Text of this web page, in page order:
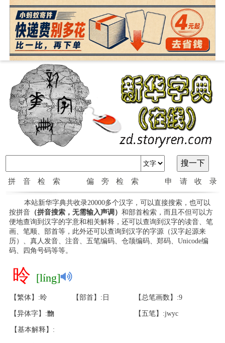
拼音检索 偏旁检索 申请收录
本站新华字典共收录20000多个汉字，可以直接搜索，也可以
按拼音（拼音搜索，无需输入声调） 和部首检索，而且不但可以方
便地查询到汉字的字意和相关解释，还可以查询到汉字的读音、笔
画、笔顺、部首等，此外还可以查询到汉字的字源（汉字起源来
历）、真人发音、注音、五笔编码、仓颉编码、郑码、Unicode编
码、四角号码等等。
昤 [líng]
【繁体】:昤 【部首】:日 【总笔画数】:9
【异体字】:朆 【五笔】:jwyc
【基本解释】: